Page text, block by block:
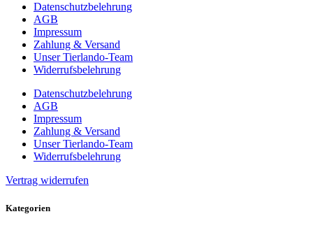
Datenschutzbelehrung
AGB
Impressum
Zahlung & Versand
Unser Tierlando-Team
Widerrufsbelehrung
Datenschutzbelehrung
AGB
Impressum
Zahlung & Versand
Unser Tierlando-Team
Widerrufsbelehrung
Vertrag widerrufen
Kategorien